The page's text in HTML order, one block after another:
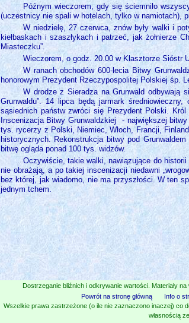
Późnym wieczorem, gdy się ściemniło
(uczestnicy nie spali w hotelach, tylko w namiotach),
W niedzielę, 27 czerwca, znów były walki i
kiełbaskach i szaszłykach i patrzeć, jak żołnierze
Miasteczku”.
Wieczorem, o godz. 20.00 w Klasztorze Sióstr
W ranach obchodów 600-lecia Bitwy
honorowym Prezydent Rzeczypospolitej Polskiej śp.
W drodze z Sieradza na Grunwald odbywają
Grunwaldu”. 14 lipca będą jarmark
sąsiednich państw zwróci się Prezydent Polski. Król
Inscenizacja Bitwy Grunwaldzkiej
- największej
tys. rycerzy z Polski, Niemiec, Włoch, Francji,
historycznych. Rekonstrukcja bitwy pod
bitwę ogląda ponad 100 tys. widzów.
Oczywiście, takie walki, nawiązujące do
nie obrażają, a po takiej inscenizacji niedawni
bez której, jak wiadomo, nie ma przyszłości. W ten
jednym tchem.
Dostrzeganie bliźnich i odkrywanie wartości. Materiały
Powrót na stronę główną
Info o
Wszelkie prawa zastrzeżone (o ile nie zaznaczono inaczej) co
własnością